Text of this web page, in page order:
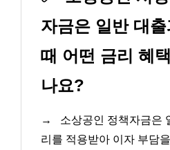
자금은 일반 대
때 어떤 금리 혜
나요?
→
소상공인 정책자금은
리를 적용받아 이자 부담